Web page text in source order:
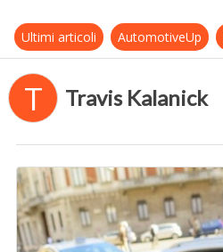
Ultimi articoli AutomotiveUp
T Travis Kalanick